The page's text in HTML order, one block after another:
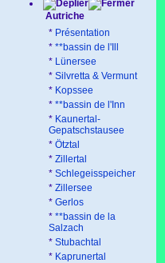
Autriche
* Présentation
* **bassin de l'Ill
* Lünersee
* Silvretta & Vermunt
* Kopssee
* **bassin de l'Inn
* Kaunertal-
Gepatschstausee
* Ötztal
* Zillertal
* Schlegeisspeicher
* Zillersee
* Gerlos
* **bassin de la
Salzach
* Stubachtal
* Kaprunertal